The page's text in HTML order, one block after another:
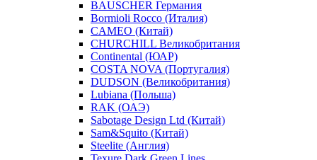
BAUSCHER Германия
Bormioli Rocco (Италия)
CAMEO (Китай)
CHURCHILL Великобритания
Continental (ЮАР)
COSTA NOVA (Португалия)
DUDSON (Великобритания)
Lubiana (Польша)
RAK (ОАЭ)
Sabotage Design Ltd (Китай)
Sam&Squito (Китай)
Steelite (Англия)